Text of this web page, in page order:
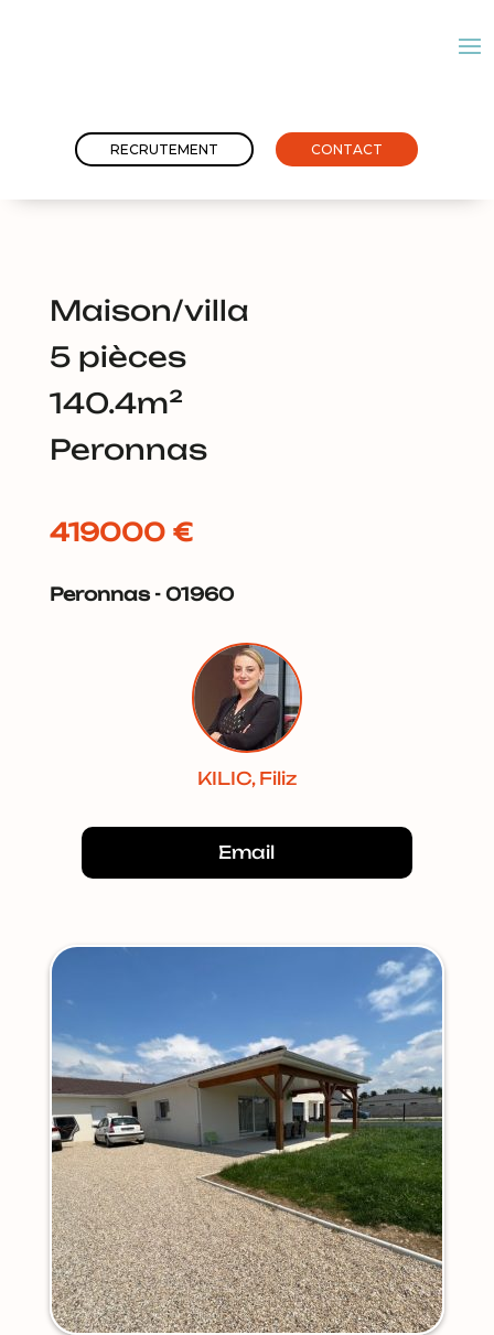
RECRUTEMENT CONTACT
maison/villa
5 pièces
140.4m²
Peronnas
419000 €
Peronnas - 01960
KILIC, Filiz
Email